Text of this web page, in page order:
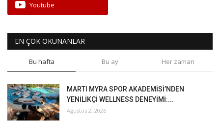
Youtube
EN ÇOK OKUNANLAR
Bu hafta Bu ay Her zaman
MARTI MYRA SPOR AKADEMİSİ’NDEN
YENİLİKÇİ WELLNESS DENEYİMİ:...
Ağustos 2, 2026